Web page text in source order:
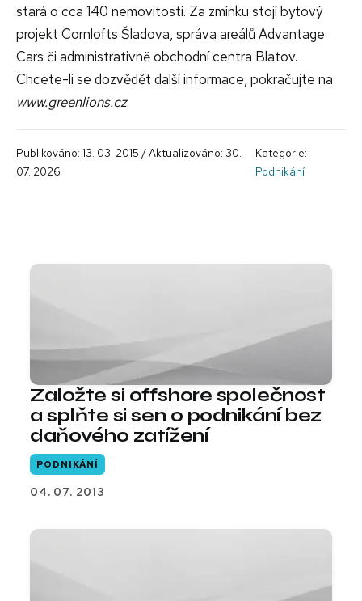
stará o cca 140 nemovitostí. Za zmínku stojí bytový
projekt Cornlofts Šladova, správa areálů Advantage
Cars či administrativně obchodní centra Blatov.
Chcete-li se dozvědět další informace, pokračujte na
www.greenlions.cz.
Publikováno: 13. 03. 2015 / Aktualizováno: 30.
07. 2026
Kategorie:
Podnikání
Založte si offshore společnost
a splňte si sen o podnikání bez
daňového zatížení
PODNIKÁNÍ
04. 07. 2013